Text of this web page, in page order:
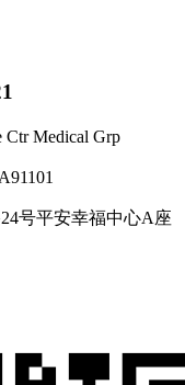
Medical Grp
号平安幸福中心A座